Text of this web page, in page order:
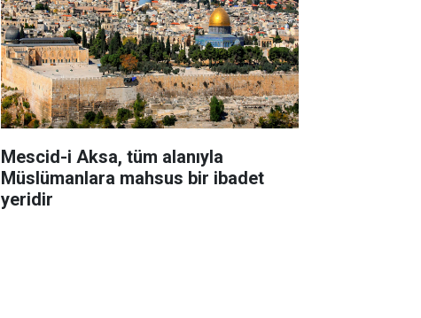
Mescid-i Aksa, tüm alanıyla
Müslümanlara mahsus bir ibadet
yeridir